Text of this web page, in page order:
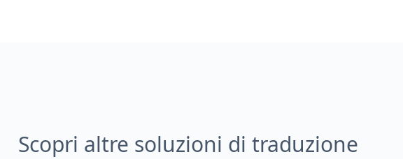
Scopri altre soluzioni di traduzione